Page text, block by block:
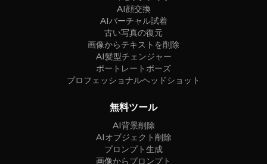
AI顔交換
AIバーチャル試着
古い写真の復元
画像からテキストを削除
AI髪型チェンジャー
ポートレートポーズ
プロフェッショナルヘッドショット
無料ツール
AI背景削除
AIオブジェクト削除
プロンプト生成
画像からプロンプト